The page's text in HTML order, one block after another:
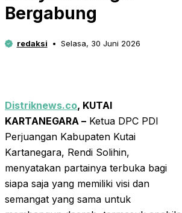
Bergabung
redaksi Selasa, 30 Juni 2026
Distriknews.co, KUTAI
KARTANEGARA – Ketua DPC PDI
Perjuangan Kabupaten Kutai
Kartanegara, Rendi Solihin,
menyatakan partainya terbuka bagi
siapa saja yang memiliki visi dan
semangat yang sama untuk